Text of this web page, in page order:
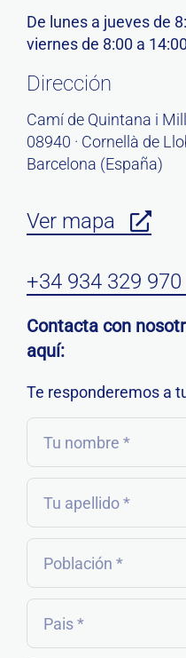
De lunes a jueves de
viernes de 8:00 a 14:00
Dirección
Camí de Quintana i
08940 · Cornellà de
Barcelona (España)
Ver mapa
+34 934 329 970
Contacta con
aquí:
Te responderemos a